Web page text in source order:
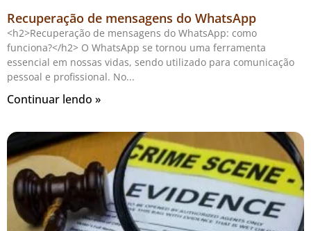
Recuperação de mensagens do WhatsApp
<h2>Recuperação de mensagens do WhatsApp: como
funciona?</h2> O WhatsApp se tornou uma ferramenta
essencial em nossas vidas, sendo utilizado para comunicação
pessoal e profissional. No
Continuar lendo »